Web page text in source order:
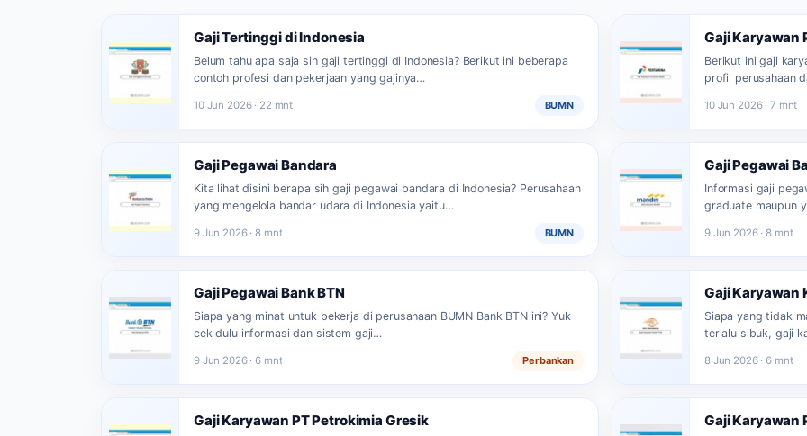
Gaji Tertinggi di Indonesia
Belum tahu apa saja sih gaji tertinggi di Indonesia? Berikut ini beberapa
contoh profesi dan pekerjaan yang gajinya…
10 Jun 2026 · 22 mnt BUMN
Gaji Karyawan
Berikut ini gaji
profil perusahaan
10 Jun 2026 · 7 mnt
Gaji Pegawai Bandara
Kita lihat disini berapa sih gaji pegawai bandara di Indonesia? Perusahaan
yang mengelola bandar udara di Indonesia yaitu…
9 Jun 2026 · 8 mnt BUMN
Gaji Pegawai
Informasi gaji
graduate maupun
9 Jun 2026 · 8 mnt
Gaji Pegawai Bank BTN
Siapa yang minat untuk bekerja di perusahaan BUMN Bank BTN ini? Yuk
cek dulu informasi dan sistem gaji…
9 Jun 2026 · 6 mnt Perbankan
Gaji Karyawan
Siapa yang tidak
terlalu sibuk, gaji
8 Jun 2026 · 6 mnt
Gaji Karyawan PT Petrokimia Gresik Gaji Karyawan